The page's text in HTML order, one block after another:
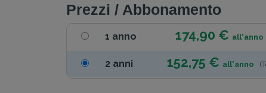
Prezzi / Abbonamento
1 anno 174,90 € all'anno
2 anni 152,75 € all'anno